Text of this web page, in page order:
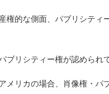
リシティー権が認められ
メリカの場合、肖像権・パ